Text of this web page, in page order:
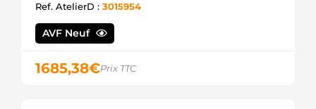
Ref. AtelierD : 3015954
AVF Neuf
1685,38€Prix TTC